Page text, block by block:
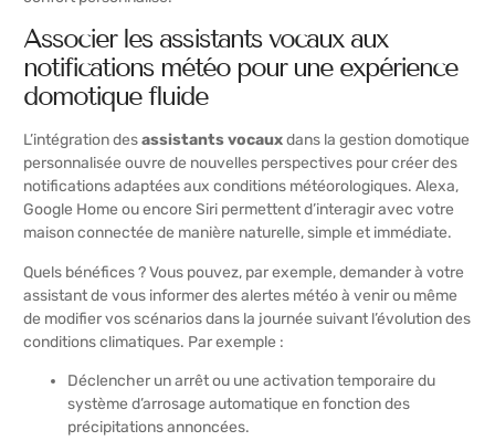
Associer les assistants vocaux aux
notifications météo pour une expérience
domotique fluide
L’intégration desassistants vocauxdans la gestion domotique
personnalisée ouvre de nouvelles perspectives pour créer des
notifications adaptées aux conditions météorologiques. Alexa,
Google Home ou encore Siri permettent d’interagir avec votre
maison connectée de manière naturelle, simple et immédiate.
Quels bénéfices ? Vous pouvez, par exemple, demander à votre
assistant de vous informer des alertes météo à venir ou même
de modifier vos scénarios dans la journée suivant l’évolution des
conditions climatiques. Par exemple :
Déclencher un arrêt ou une activation temporaire du
système d’arrosage automatique en fonction des
précipitations annoncées.